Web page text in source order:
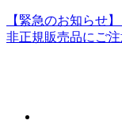
【緊急のお知らせ
非正規販売品にご注